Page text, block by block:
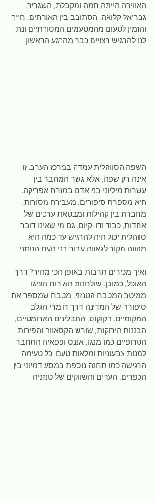
האווירה הייתה חמה ומקבלת, השגריר,
גבריאל קלואה, הסתובב בין האורחים, חייך
והזמין לטעום מהמטעמים המסורתיים ונתן
לנו להרגיש רצויים כבר מהרגע הראשון.
השפה הסווהלית עמדה במרכז הערב. זו
אינה רק שפה, אלא גשר המחבר בין
עשרות מיליוני בני אדם במזרח אפריקה.
היא מספרת סיפורים, מעבירה מסורות,
מחברת בין קהילות ומבטאת ערכים של
אחדות, כבוד ודו-קיום. גם מי שאינו דובר
סווהלית יכול היה להרגיש עד כמה היא
מהווה מקור לגאווה עבור בני העם הטנזני.
ואיך מכירים תרבות באופן הכי מהיר? דרך
האוכל, כמובן. שולחנות האירוח הציגו
ממיטב המטבח הטנזני, מטבח שמספר את
סיפורה של המדינה דרך חומרי הגלם
המקומיים. הקוקוס, התבלינים הארומטיים,
הבננות הירוקות, שורש הקסאווה והפירות
הטרופיים כמו מנגו, אננס ופפאיה התחברו
למנות צבעוניות ומלאות טעם. כל טעימה
הרגישה כמו תחנה נוספת במסע דמיוני בין
הכפרים, הערים והשווקים של טנזניה.